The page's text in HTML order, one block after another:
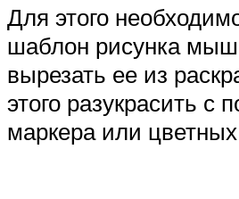
Для этого
шаблон рисунка
вырезать ее из
этого разукрасить с
маркера или